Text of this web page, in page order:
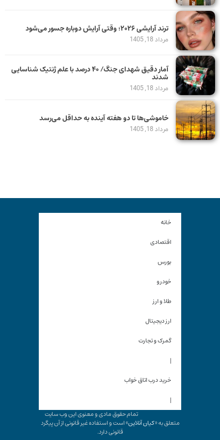
ترند آرایشی ۲۰۲۶؛ وقتی آرایش دوباره جسور می‌شود
مرداد 18, 1405
آمار دقیق شهدای جنگ/ ۴۰ درصد با علم ژنتیک شناسایی
شدند
مرداد 18, 1405
خاموشی‌ها تا دو هفته آینده به حداقل می‌رسد
مرداد 18, 1405
خانه
اقتصادی
بورس
خودرو
طلا و ارز
ارز دیجیتال
گمرک و تجارت
|
خرید درب اتاق خواب
|
تمام حقوق مادی و معنوی این وب سایت
متعلق به «کیان آنلاین» است و استفاده غیر قانونی از آن پیگرد
قانونی دارد.